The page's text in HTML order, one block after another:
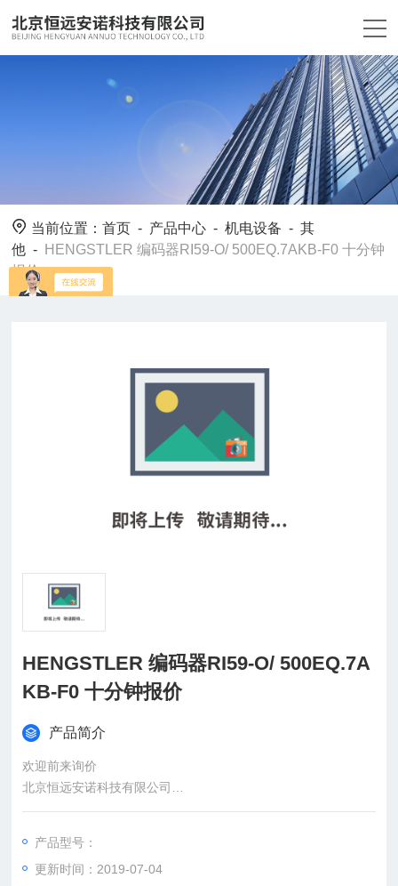
当前位置：首页 - 产品中心 -机电设备 -其
他 -
HENGSTLER 编码器RI59-O/ 500EQ.7AKB-F0 十分钟
报价
HENGSTLER 编码器RI59-O/ 500EQ.7A
KB-F0 十分钟报价
产品简介
欢迎前来询价
北京恒远安诺科技有限公司
：
：曹
产品型号：
更新时间：2019-07-04